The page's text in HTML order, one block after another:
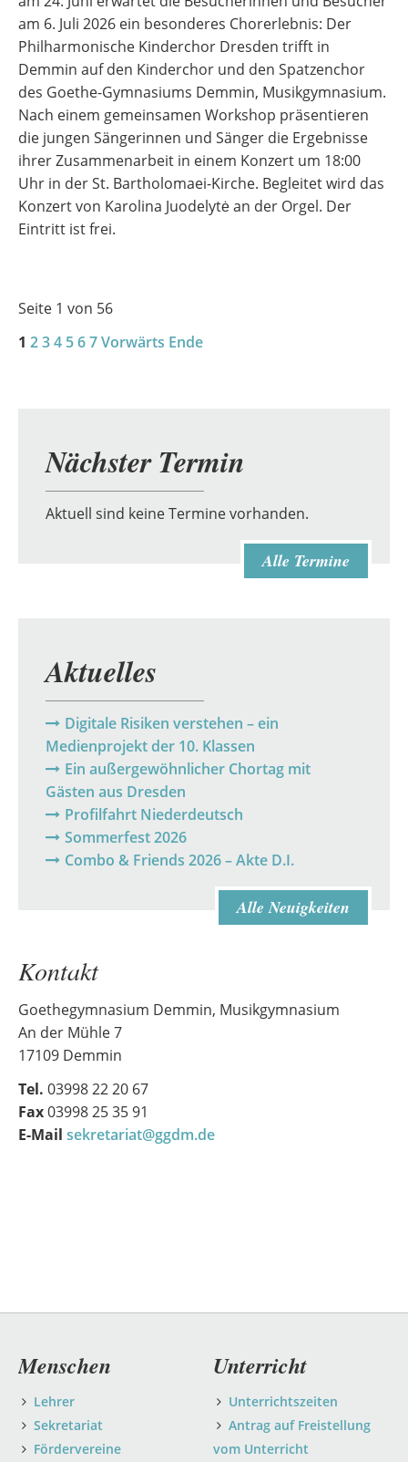
am 6. Juli 2026 ein besonderes Chorerlebnis: Der
Philharmonische Kinderchor Dresden trifft in
Demmin auf den Kinderchor und den Spatzenchor
des Goethe-Gymnasiums Demmin, Musikgymnasium.
Nach einem gemeinsamen Workshop präsentieren
die jungen Sängerinnen und Sänger die Ergebnisse
ihrer Zusammenarbeit in einem Konzert um 18:00
Uhr in der St. Bartholomaei-Kirche. Begleitet wird das
Konzert von Karolina Juodelytė an der Orgel. Der
Eintritt ist frei.
Seite 1 von 56
1 234 567Vorwärts Ende
Nächster Termin
Aktuell sind keine Termine vorhanden.
Alle Termine
Aktuelles
Digitale Risiken verstehen – ein
Medienprojekt der 10. Klassen
Ein außergewöhnlicher Chortag mit
Gästen aus Dresden
Profilfahrt Niederdeutsch
Sommerfest 2026
Combo & Friends 2026 – Akte D.I.
Alle Neuigkeiten
Kontakt
Goethegymnasium Demmin, Musikgymnasium
An der Mühle 7
17109 Demmin
Tel. 03998 22 20 67
Fax03998 25 35 91
E-Mail sekretariat@ggdm.de
Navigation
Menschen
Lehrer
Sekretariat
Fördervereine
Unterricht
Unterrichtszeiten
Antrag auf Freistellung
vom Unterricht